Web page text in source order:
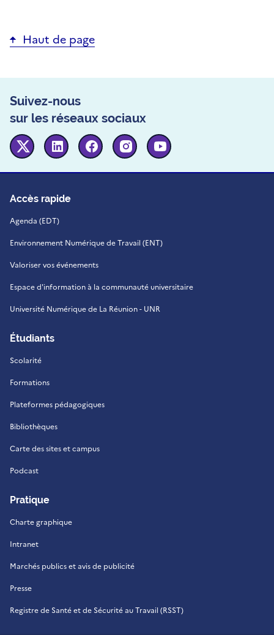
Haut de page
Suivez-nous
sur les réseaux sociaux
Twitter Linkedin FacebookInstagram
Accès rapide
Agenda (EDT)
Environnement Numérique de Travail (ENT)
Valoriser vos événements
Espace d'information à la communauté universitaire
Université Numérique de La Réunion - UNR
Étudiants
Scolarité
Formations
Plateformes pédagogiques
Bibliothèques
Carte des sites et campus
Podcast
Pratique
Charte graphique
Intranet
Marchés publics et avis de publicité
Presse
Registre de Santé et de Sécurité au Travail (RSST)